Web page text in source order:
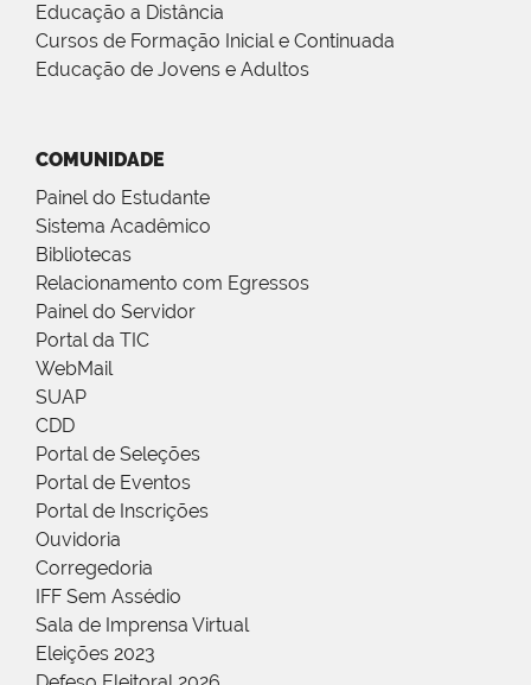
Educação a Distância
Cursos de Formação Inicial e Continuada
Educação de Jovens e Adultos
COMUNIDADE
Painel do Estudante
Sistema Acadêmico
Bibliotecas
Relacionamento com Egressos
Painel do Servidor
Portal da TIC
WebMail
SUAP
CDD
Portal de Seleções
Portal de Eventos
Portal de Inscrições
Ouvidoria
Corregedoria
IFF Sem Assédio
Sala de Imprensa Virtual
Eleições 2023